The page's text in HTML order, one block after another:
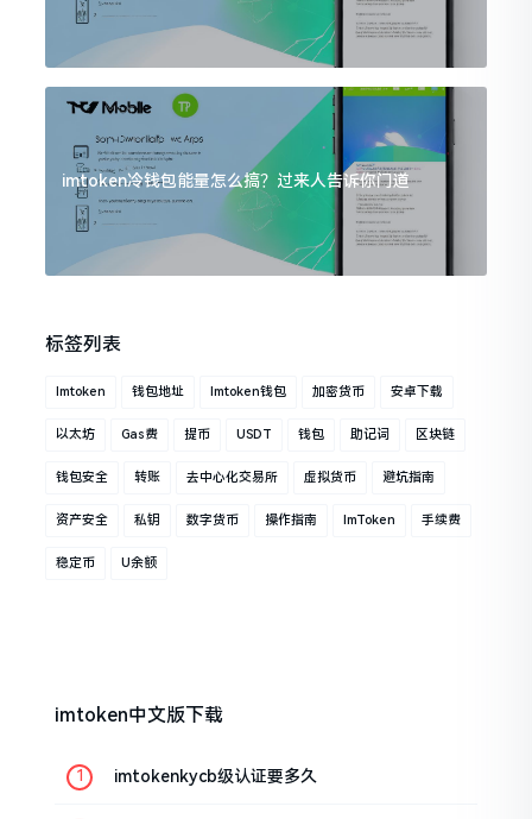
imtoken冷钱包能量怎么搞？过来人告诉你门道
标签列表
Imtoken 钱包地址 Imtoken钱包 加密货币 安卓下载
以太坊 Gas费 提币 USDT 钱包 助记词 区块链
钱包安全 转账 去中心化交易所 虚拟货币 避坑指南
资产安全 私钥 数字货币 操作指南 ImToken 手续费
稳定币 U余额
imtoken中文版下载
imtokenkycb级认证要多久